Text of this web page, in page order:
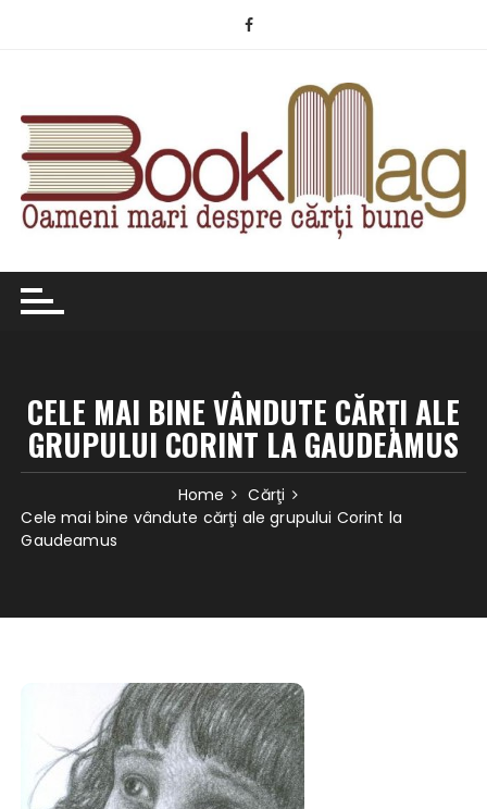
CELE MAI BINE VÂNDUTE CĂRŢI ALE
GRUPULUI CORINT LA GAUDEAMUS
Home
Cărţi
Cele mai bine vândute cărţi ale grupului Corint la
Gaudeamus